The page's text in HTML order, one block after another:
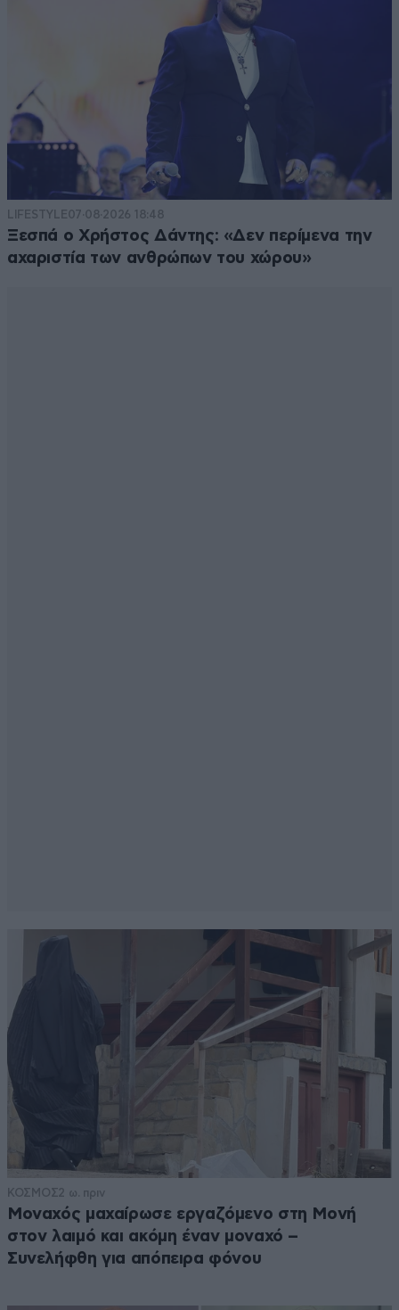
LIFESTYLE07·08·2026 18:48
Ξεσπά ο Χρήστος Δάντης: «Δεν περίμενα την
αχαριστία των ανθρώπων του χώρου»
ΚΟΣΜΟΣ2 ω. πριν
Μοναχός μαχαίρωσε εργαζόμενο στη Μονή
στον λαιμό και ακόμη έναν μοναχό –
Συνελήφθη για απόπειρα φόνου